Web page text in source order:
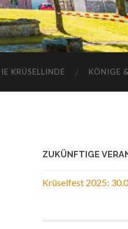
KRÜSELLINDE KÖNIGE
ZUKÜNFTIGE
Krüselfest 2025: